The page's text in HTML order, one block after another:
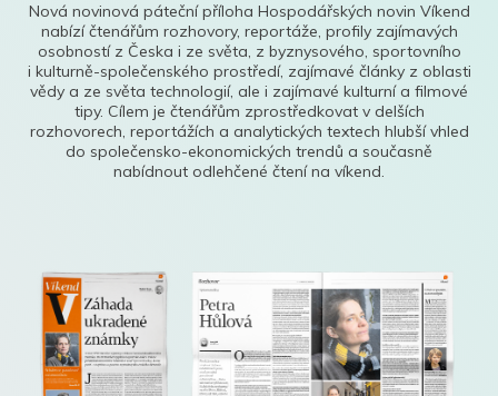
Nová novinová páteční příloha Hospodářských novin Víkend
nabízí čtenářům rozhovory, reportáže, profily zajímavých
osobností z Česka i ze světa, z byznysového, sportovního
i kulturně-společenského prostředí, zajímavé články z oblasti
vědy a ze světa technologií, ale i zajímavé kulturní a filmové
tipy. Cílem je čtenářům zprostředkovat v delších
rozhovorech, reportážích a analytických textech hlubší vhled
do společensko-ekonomických trendů a současně
nabídnout odlehčené čtení na víkend.